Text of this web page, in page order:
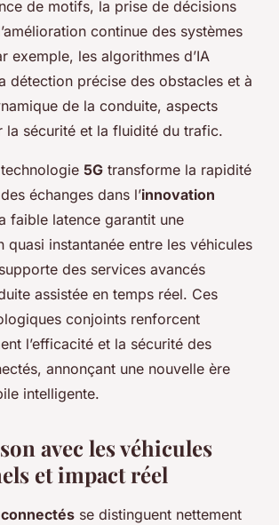
de motifs, la prise de décisions
continue des systèmes
exemple, les algorithmes d’IA
détection précise des obstacles et à
de la conduite, aspects
la sécurité et la fluidité du trafic.
5G transforme la rapidité
échanges dans l’innovation
faible latence garantit une
quasi instantanée entre les véhicules
des services avancés
assistée en temps réel. Ces
conjoints renforcent
l’efficacité et la sécurité des
annonçant une nouvelle ère
intelligente.
avec les véhicules
et impact réel
se distinguent nettement